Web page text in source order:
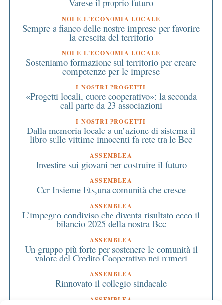
Varese il proprio futuro
NOI E L'ECONOMIA LOCALE
Sempre a fianco delle nostre imprese per favorire
la crescita del territorio
NOI E L'ECONOMIA LOCALE
Sosteniamo formazione sul territorio per creare
competenze per le imprese
I NOSTRI PROGETTI
«Progetti locali, cuore cooperativo»: la seconda
call parte da 23 associazioni
I NOSTRI PROGETTI
Dalla memoria locale a un’azione di sistema il
libro sulle vittime innocenti fa rete tra le Bcc
ASSEMBLEA
Investire sui giovani per costruire il futuro
ASSEMBLEA
Ccr Insieme Ets,una comunità che cresce
ASSEMBLEA
L’impegno condiviso che diventa risultato ecco il
bilancio 2025 della nostra Bcc
ASSEMBLEA
Un gruppo più forte per sostenere le comunità il
valore del Credito Cooperativo nei numeri
ASSEMBLEA
Rinnovato il collegio sindacale
ASSEMBLEA